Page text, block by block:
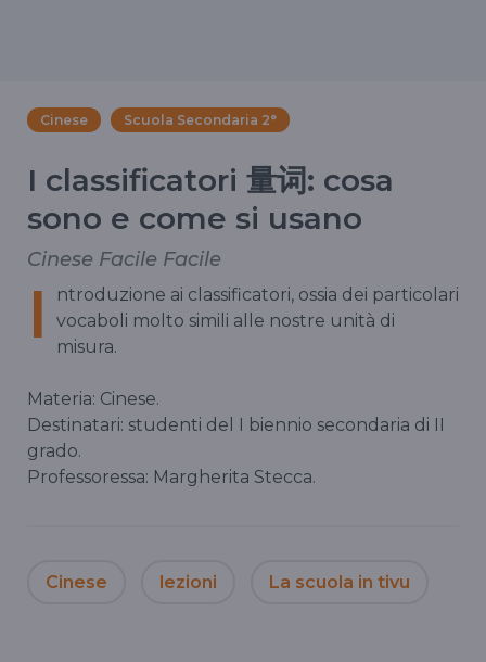
Cinese Scuola Secondaria 2°
I classificatori 量词: cosa
sono e come si usano
Cinese Facile Facile
I
ntroduzione ai classificatori, ossia dei particolari
vocaboli molto simili alle nostre unità di
misura.
Materia: Cinese.
Destinatari: studenti del I biennio secondaria di II
grado.
Professoressa: Margherita Stecca.
Cinese lezioni La scuola in tivu